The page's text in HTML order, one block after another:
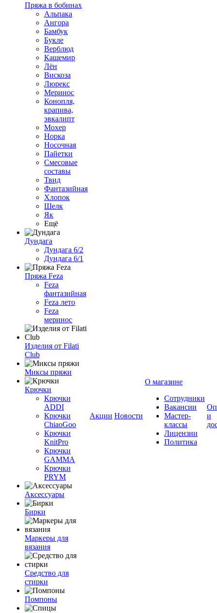
Пряжа в бобинах
Альпака
Ангора
Бамбук
Букле
Верблюд
Кашемир
Лён
Вискоза
Люрекс
Меринос
Конопля,
крапива,
эвкалипт
Мохер
Норка
Носочная
Пайетки
Смесовые
составы
Твид
Фантазийная
Хлопок
Шелк
Як
Ещё
Дундага
Дундага 6/2
Дундага 6/1
Пряжа Feza
Feza
фантазийная
Feza лето
Feza
меринос
Изделия от Filati
Club
Миксы пряжи
Крючки
Крючки
ADDI
Крючки
ChiaoGoo
Крючки
KnitPro
Крючки
GAMMA
Крючки
PRYM
Аксессуары
Бирки
Маркеры для
вязания
Средство для
стирки
Помпоны
Акции Новости
О магазине
Сотрудники
Вакансии
Мастер-
классы
Лицензии
Политика
и